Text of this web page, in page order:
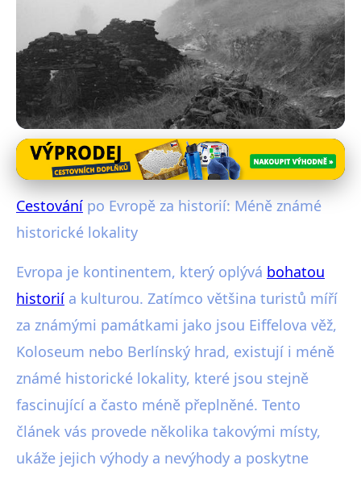
Historické památky Evropy
Poznejte skryté historické
poklady Evropy bez davů!
Cestování po Evropě za historií: Méně známé
historické lokality
Evropa je kontinentem, který oplývá bohatou
historií a kulturou. Zatímco většina turistů míří
za známými památkami jako jsou Eiffelova věž,
Koloseum nebo Berlínský hrad, existují i méně
známé historické lokality, které jsou stejně
fascinující a často méně přeplněné. Tento
článek vás provede několika takovými místy,
ukáže jejich výhody a nevýhody a poskytne